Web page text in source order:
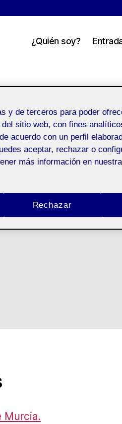
¿Quién soy?
Murcia.
y de terceros para poder
sitio web, con fines
acuerdo con un perfil
aceptar, rechazar o
más información en nuestra
Rechazar